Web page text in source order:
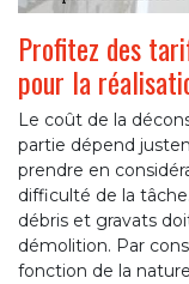
Profitez des
pour la
Le coût de la
partie dépend
prendre en
difficulté de la
débris et gravats
démolition. Par
fonction de la